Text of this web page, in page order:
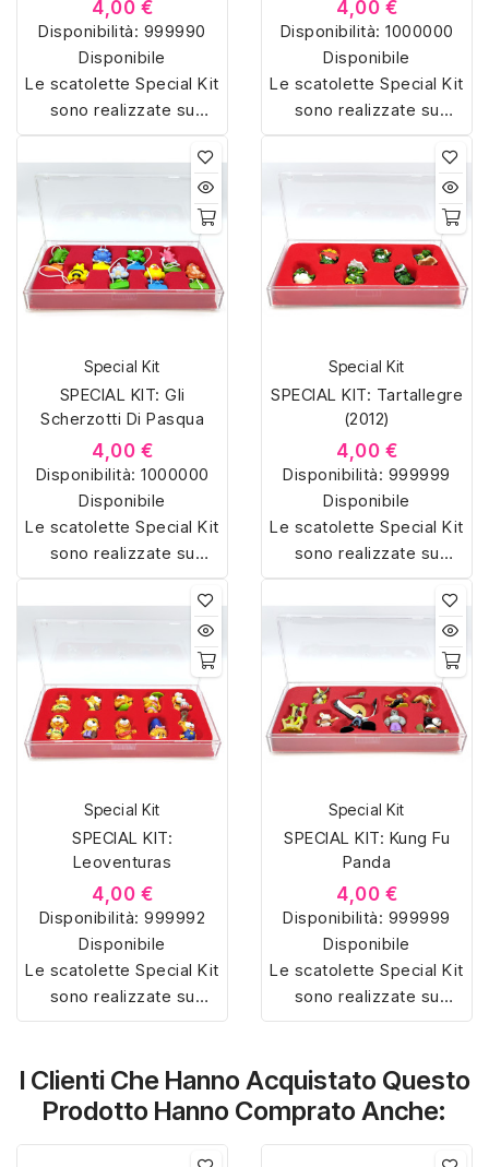
4,00 €
Disponibilità: 999990
Disponibile
Le scatolette Special Kit
sono realizzate su
misura con materiali di
alta qualità, hanno un
interno sagomato in
vellutino rosso e offrono
soluzioni eleganti e
pratiche per organizzare
e mostrare la tua
collezione di sorpresine.
4,00 €
Disponibilità: 1000000
Disponibile
Le scatolette Special Kit
sono realizzate su
misura con materiali di
alta qualità, hanno un
interno sagomato in
vellutino rosso e offrono
soluzioni eleganti e
pratiche per organizzare
e mostrare la tua
Special Kit
SPECIAL KIT: Gli
Scherzotti Di Pasqua
4,00 €
Disponibilità: 1000000
Disponibile
Le scatolette Special Kit
sono realizzate su
misura con materiali di
alta qualità, hanno un
interno sagomato in
vellutino rosso e offrono
soluzioni eleganti e
pratiche per organizzare
e mostrare la tua
collezione di sorpresine.
Special Kit
SPECIAL KIT: Tartallegre
(2012)
4,00 €
Disponibilità: 999999
Disponibile
Le scatolette Special Kit
sono realizzate su
misura con materiali di
alta qualità, hanno un
interno sagomato in
vellutino rosso e offrono
soluzioni eleganti e
pratiche per organizzare
e mostrare la tua
collezione di sorpresine.
Special Kit
SPECIAL KIT:
Leoventuras
4,00 €
Disponibilità:999992
Disponibile
Le scatolette Special Kit
sono realizzate su
misura con materiali di
interno sagomato in
vellutino rosso e offrono
soluzioni eleganti e
Special Kit
SPECIAL KIT: Kung Fu
Panda
4,00 €
Disponibilità: 999999
Disponibile
Le scatolette Special Kit
sono realizzate su
misura con materiali di
interno sagomato in
vellutino rosso e offrono
soluzioni eleganti e
I Clienti Che Hanno Acquistato Questo
Prodotto Hanno Comprato Anche: